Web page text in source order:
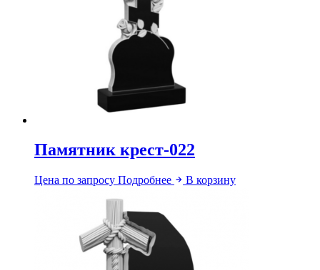
Памятник крест-022
Цена по запросу Подробнее В корзину